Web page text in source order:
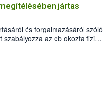
jártas
és forgalmazásáról szóló
az eb okozta fizikai
felmerülő
eb tartását és annak
jártas szakértőt.